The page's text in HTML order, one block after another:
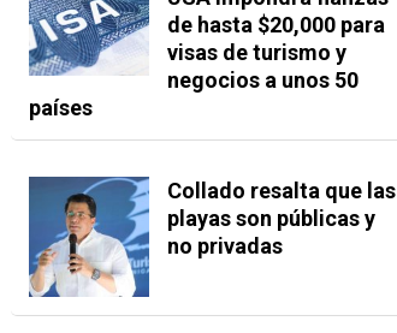
de hasta $20,000 para
visas de turismo y
negocios a unos 50
países
Collado resalta que las
playas son públicas y
no privadas